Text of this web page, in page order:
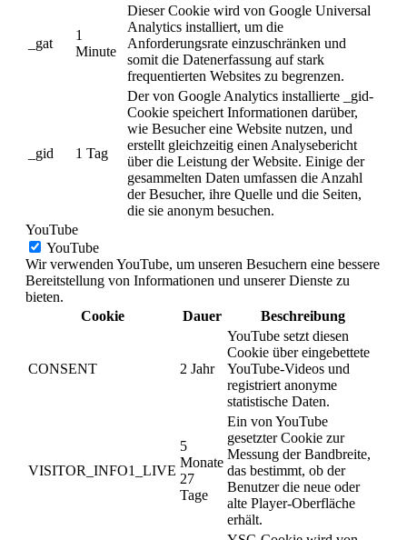
_gat
1
Minute
Dieser Cookie wird von Google Universal
Analytics installiert, um die
Anforderungsrate einzuschränken und
somit die Datenerfassung auf stark
frequentierten Websites zu begrenzen.
_gid 1 Tag
Der von Google Analytics installierte _gid-
Cookie speichert Informationen darüber,
wie Besucher eine Website nutzen, und
erstellt gleichzeitig einen Analysebericht
über die Leistung der Website. Einige der
gesammelten Daten umfassen die Anzahl
der Besucher, ihre Quelle und die Seiten,
die sie anonym besuchen.
YouTube
YouTube
Wir verwenden YouTube, um unseren Besuchern eine bessere
Bereitstellung von Informationen und unserer Dienste zu
bieten.
Cookie
Dauer Beschreibung
CONSENT 2 Jahr
YouTube setzt diesen
Cookie über eingebettete
YouTube-Videos und
registriert anonyme
statistische Daten.
VISITOR_INFO1_LIVE
5
Monate
27
Tage
Ein von YouTube
gesetzter Cookie zur
Messung der Bandbreite,
das bestimmt, ob der
Benutzer die neue oder
alte Player-Oberfläche
erhält.